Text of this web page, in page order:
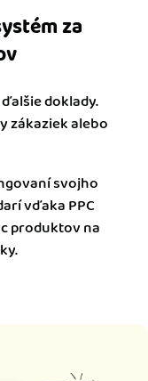
za
doklady.
zákaziek alebo
svojho
vďaka PPC
produktov na